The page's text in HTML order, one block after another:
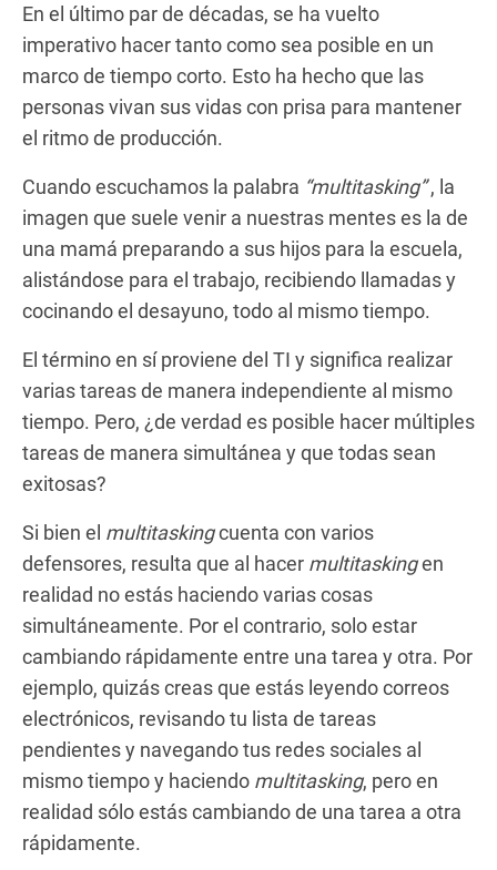
En el último par de décadas, se ha vuelto
imperativo hacer tanto como sea posible en un
marco de tiempo corto. Esto ha hecho que las
personas vivan sus vidas con prisa para mantener
el ritmo de producción.
Cuando escuchamos la palabra “multitasking”, la
imagen que suele venir a nuestras mentes es la de
una mamá preparando a sus hijos para la escuela,
alistándose para el trabajo, recibiendo llamadas y
cocinando el desayuno, todo al mismo tiempo.
El término en sí proviene del TI y significa realizar
varias tareas de manera independiente al mismo
tiempo. Pero, ¿de verdad es posible hacer múltiples
tareas de manera simultánea y que todas sean
exitosas?
Si bien el multitaskingcuenta con varios
defensores, resulta que al hacer multitaskingen
realidad no estás haciendo varias cosas
simultáneamente. Por el contrario, solo estar
cambiando rápidamente entre una tarea y otra. Por
ejemplo, quizás creas que estás leyendo correos
electrónicos, revisando tu lista de tareas
pendientes y navegando tus redes sociales al
mismo tiempo y haciendo multitasking, pero en
realidad sólo estás cambiando de una tarea a otra
rápidamente.